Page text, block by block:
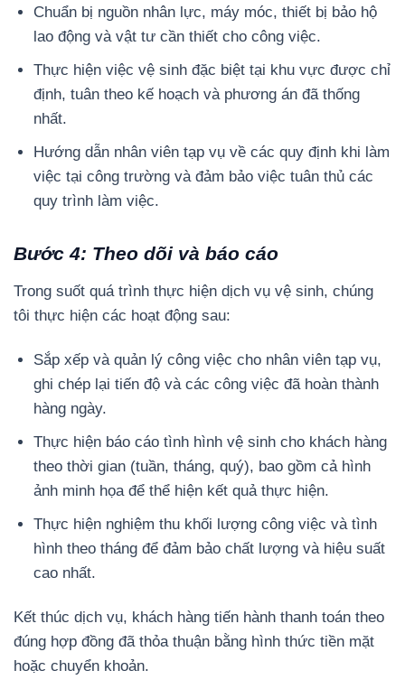
Chuẩn bị nguồn nhân lực, máy móc, thiết bị bảo hộ
lao động và vật tư cần thiết cho công việc.
Thực hiện việc vệ sinh đặc biệt tại khu vực được chỉ
định, tuân theo kế hoạch và phương án đã thống
nhất.
Hướng dẫn nhân viên tạp vụ về các quy định khi làm
việc tại công trường và đảm bảo việc tuân thủ các
quy trình làm việc.
Bước 4: Theo dõi và báo cáo
Trong suốt quá trình thực hiện dịch vụ vệ sinh, chúng
tôi thực hiện các hoạt động sau:
Sắp xếp và quản lý công việc cho nhân viên tạp vụ,
ghi chép lại tiến độ và các công việc đã hoàn thành
hàng ngày.
Thực hiện báo cáo tình hình vệ sinh cho khách hàng
theo thời gian (tuần, tháng, quý), bao gồm cả hình
ảnh minh họa để thể hiện kết quả thực hiện.
Thực hiện nghiệm thu khối lượng công việc và tình
hình theo tháng để đảm bảo chất lượng và hiệu suất
cao nhất.
Kết thúc dịch vụ, khách hàng tiến hành thanh toán theo
đúng hợp đồng đã thỏa thuận bằng hình thức tiền mặt
hoặc chuyển khoản.